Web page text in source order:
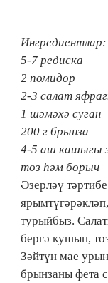
Ингредиентлар:
5-7 редиска
2 помидор
2-3 салат
1 шәмәхә суган
200 г брынза
4-5 аш кашыгы
тоз һәм борыч
Әзерләү
турыйбыз.
бергә кушып,
Зәйтүн мае
брынзаны фета